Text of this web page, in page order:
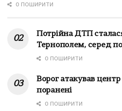
0 ПОШИРИТИ
Потрійна ДТП
Тернополем, серед
0 ПОШИРИТИ
Ворог атакував
поранені
0 ПОШИРИТИ